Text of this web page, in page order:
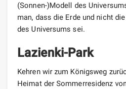
(Sonnen-)Modell des
man, dass die Erde und nicht
des Universums sei.
Lazienki-Park
Kehren wir zum Königsweg
Heimat der Sommerresidenz